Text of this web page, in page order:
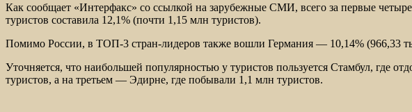
Как сообщает «Интерфакс» со ссылкой на зарубежные СМИ, всего за первые
туристов составила 12,1% (почти 1,15 млн туристов).
Помимо России, в ТОП-3 стран-лидеров также вошли Германия — 10,14% (966,33
Уточняется, что наибольшей популярностью у туристов пользуется Стамбул, где
туристов, а на третьем — Эдирне, где побывали 1,1 млн туристов.